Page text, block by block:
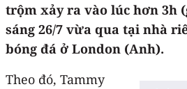
trộm xảy ra vào lúc hơn 3h
sáng 26/7 vừa qua tại nhà
bóng đá ở London (Anh).
Theo đó, Tammy